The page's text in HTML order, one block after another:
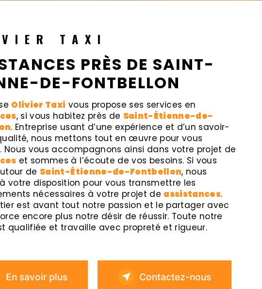
TAXI
PRÈS DE SAINT-
DE-FONTBELLON
Olivier Taxi vous propose ses services en
, si vous habitez près de Saint-Étienne-de-
. Entreprise usant d’une expérience et d’un savoir-
nous mettons tout en œuvre pour vous
Nous vous accompagnons ainsi dans votre projet de
et sommes à l’écoute de vos besoins. Si vous
de Saint-Étienne-de-Fontbellon, nous
votre disposition pour vous transmettre les
nécessaires à votre projet de assistances.
est avant tout notre passion et le partager avec
encore plus notre désir de réussir. Toute notre
qualifiée et travaille avec propreté et rigueur.
En savoir plus Contactez-nous